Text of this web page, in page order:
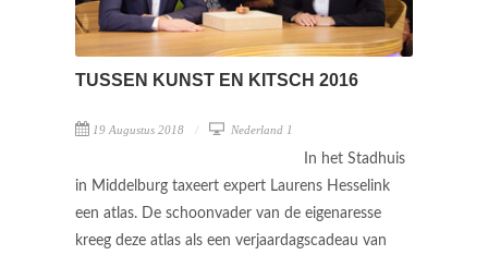
TUSSEN KUNST EN KITSCH 2016
19 Augustus 2018 Nederland 1
In het Stadhuis
in Middelburg taxeert expert Laurens Hesselink
een atlas. De schoonvader van de eigenaresse
kreeg deze atlas als een verjaardagscadeau van